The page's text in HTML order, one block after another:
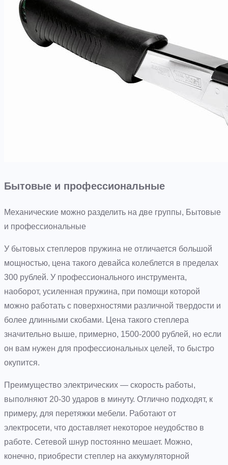
Бытовые и профессиональные
Механические можно разделить на две группы, Бытовые
и профессиональные
У бытовых степлеров пружина не отличается большой
мощностью, цена такого девайса колеблется в пределах
300 рублей. У профессионального инструмента,
наоборот, усиленная пружина, при помощи которой
можно работать с поверхностями различной твердости и
более длинными скобами. Цена такого степлера
значительно выше, примерно, 1500-2000 рублей, но если
он вам нужен для профессиональных целей, то быстро
окупится.
Преимущество электрических — скорость работы,
выполняют 20-30 ударов в минуту. Отлично подходят, к
примеру, для перетяжки мебели. Работают от
электросети, что доставляет некоторое неудобство в
работе. Сетевой шнур постоянно мешает. Можно,
конечно, приобрести степлер на аккумуляторной